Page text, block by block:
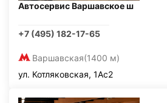
Автосервис Варшавское ш
+7 (495) 182-17-65
Варшавская(1400 м)
ул. Котляковская, 1Ас2